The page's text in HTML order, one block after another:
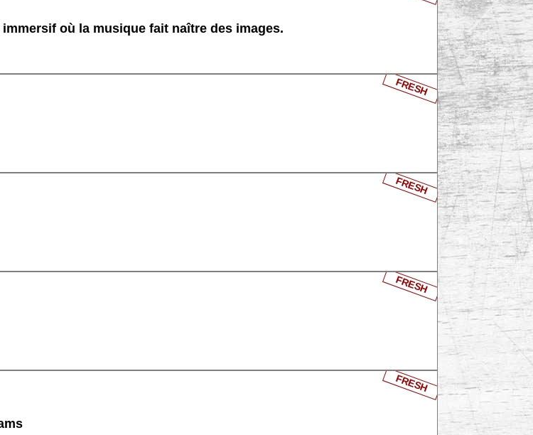
où la musique fait naître des images.
FRESH
FRESH
FRESH
FRESH